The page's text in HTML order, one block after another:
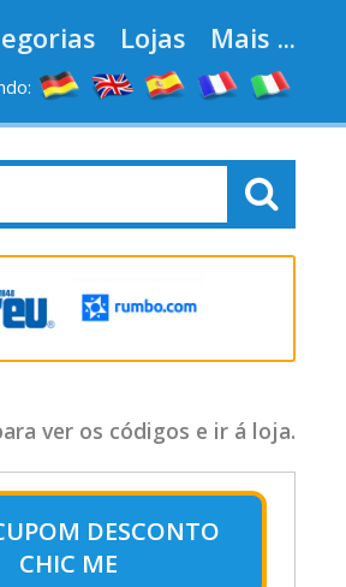
Lojas Mais ...
ver os códigos e ir á loja.
DESCONTO
CHIC ME